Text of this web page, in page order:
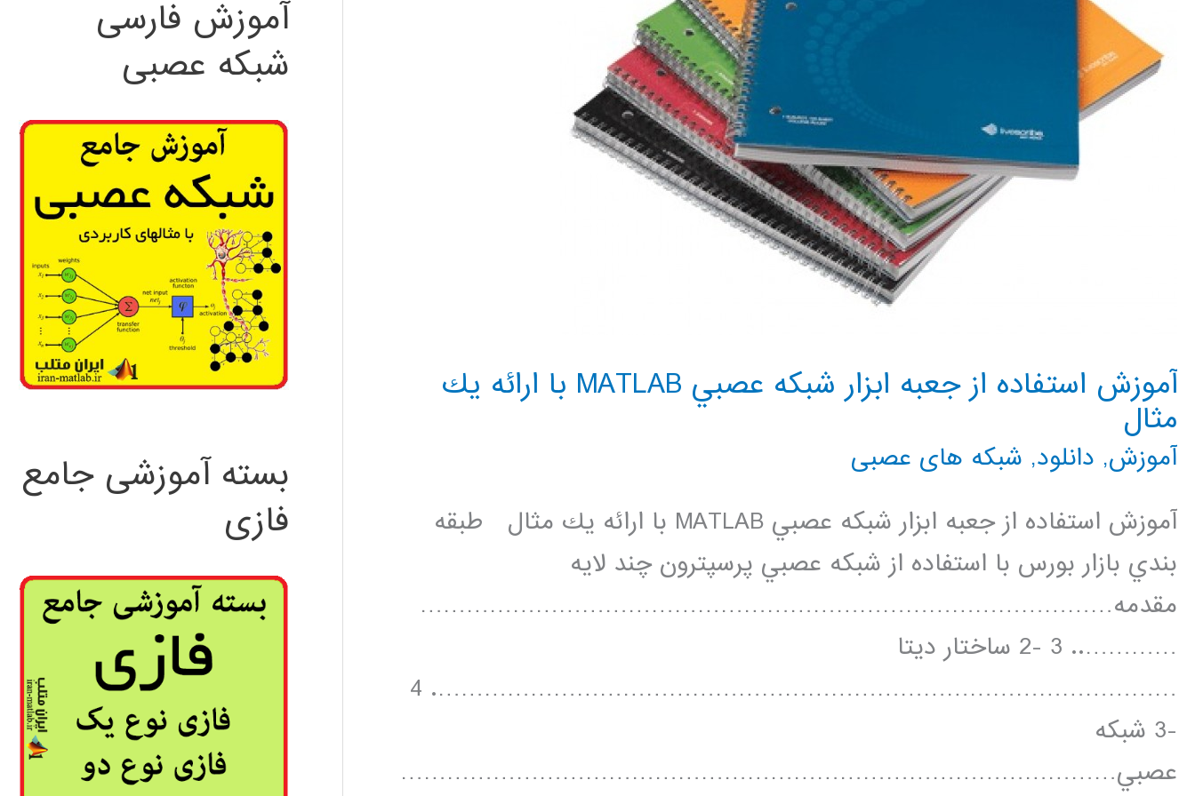
آموزش استفاده از جعبه ابزار شبكه عصبي MATLAB با ارائه يك
مثال
آموزش, دانلود, شبکه های عصبی
آموزش استفاده از جعبه ابزار شبكه عصبي MATLAB با ارائه يك مثال طبقه
بندي بازار بورس با استفاده از شبكه عصبي پرسپترون چند لايه
مقدمه………………………………………………………………………………
………….. 3 -2 ساختار ديتا
……………………………………………………………………………………. 4
-3 شبكه
عصبي…………………………………………………………………………………
آموزش فارسی
شبکه عصبی
بسته آموزشی جامع
فازی